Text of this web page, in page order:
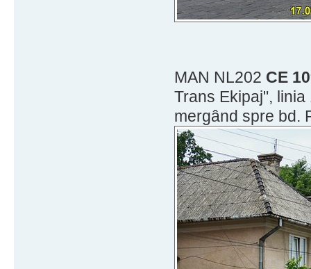
MAN NL202 CE
Trans Ekipaj",
mergând spre bd.